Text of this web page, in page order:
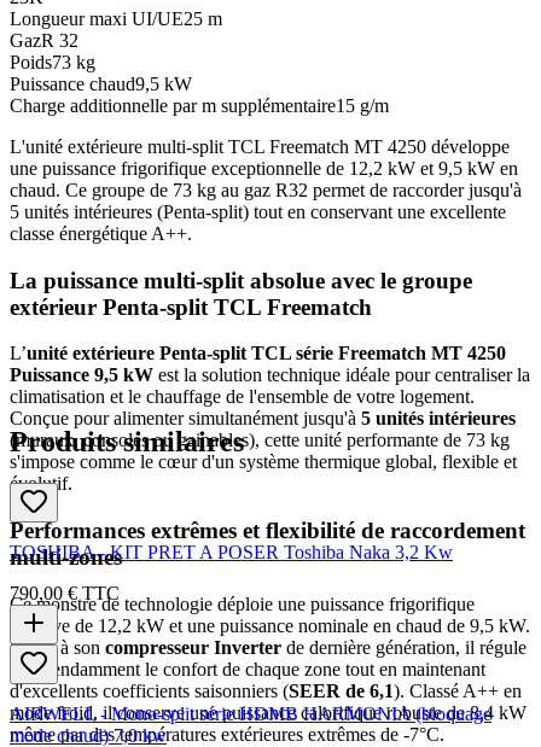
Longueur maxi UI/UE25 m
GazR 32
Poids73 kg
Puissance chaud9,5 kW
Charge additionnelle par m supplémentaire15 g/m
L'unité extérieure multi-split TCL Freematch MT 4250 développe
une puissance frigorifique exceptionnelle de 12,2 kW et 9,5 kW en
chaud. Ce groupe de 73 kg au gaz R32 permet de raccorder jusqu'à
5 unités intérieures (Penta-split) tout en conservant une excellente
classe énergétique A++.
La puissance multi-split absolue avec le groupe
extérieur Penta-split TCL Freematch
L’unité extérieure Penta-split TCL série Freematch MT 4250
Puissance 9,5 kW est la solution technique idéale pour centraliser la
climatisation et le chauffage de l'ensemble de votre logement.
Conçue pour alimenter simultanément jusqu'à 5 unités intérieures
(muraux, consoles ou gainables), cette unité performante de 73 kg
s'impose comme le cœur d'un système thermique global, flexible et
évolutif.
Performances extrêmes et flexibilité de raccordement
multi-zones
Ce monstre de technologie déploie une puissance frigorifique
massive de 12,2 kW et une puissance nominale en chaud de 9,5 kW.
Grâce à son compresseur Inverter de dernière génération, il régule
indépendamment le confort de chaque zone tout en maintenant
d'excellents coefficients saisonniers (SEER de 6,1). Classé A++ en
mode froid, il conserve une puissance calorifique robuste de 8,4 kW
même par des températures extérieures extrêmes de -7°C.
Produits similaires
TOSHIBA - KIT PRET A POSER Toshiba Naka 3,2 Kw
790,00 € TTC
AIRWELL - Mono-split série HDMB HARMONIA (bloquage
mode chaud) 7,0 kw